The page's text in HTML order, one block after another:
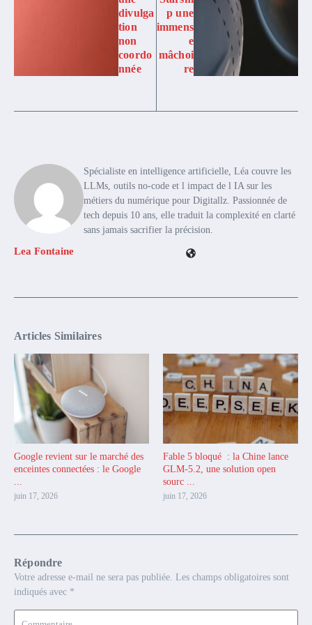
divulga
tion
non
coordo
nnée
p une
immens
e
mâchoi
re
Lea Fontaine
Spécialiste en intelligence artificielle, Léa couvre les
LLMs, outils no-code et l impact de l IA sur les
métiers du numérique pour Digitallz. Passionnée de
tech depuis 10 ans, elle traduit la complexité en clarté
sans jamais sacrifier la précision.
Articles Similaires
Google revient sur le marché des
enceintes connectées : le Google
juin 17, 2026
Fable 5 bloqué : la Chine lance
GLM-5.2, une solution open
sourc ...
juin 17, 2026
Répondre
Votre adresse e-mail ne sera pas publiée. Les champs obligatoires sont
indiqués avec *